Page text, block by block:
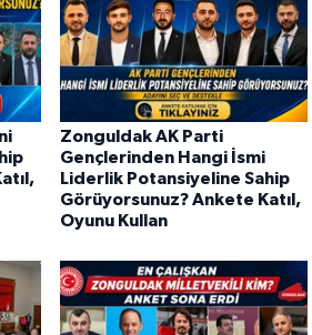
Zonguldak AK Parti
Gençlerinden Hangi İsmi
Liderlik Potansiyeline Sahip
Görüyorsunuz? Ankete Katıl,
Oyunu Kullan